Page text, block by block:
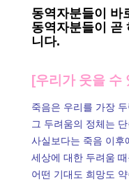
동역자분들이 바
동역자분들이 곧
니다.
[우리가 웃을 수
죽음은 우리를 가장 두
그 두려움의 정체는
사실보다는 죽음 이후
세상에 대한 두려움 때
어떤 기대도 희망도